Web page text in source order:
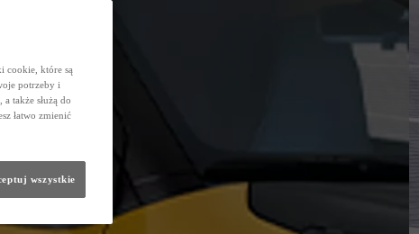
cookie, które są
potrzeby i
także służą do
łatwo zmienić
wszystkie